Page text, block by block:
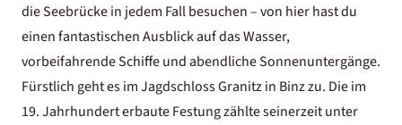
die Seebrücke in jedem Fall besuchen – von hier hast du
einen fantastischen Ausblick auf das Wasser,
vorbeifahrende Schiffe und abendliche Sonnenuntergänge.
Fürstlich geht es im Jagdschloss Granitz in Binz zu. Die im
19. Jahrhundert erbaute Festung zählte seinerzeit unter